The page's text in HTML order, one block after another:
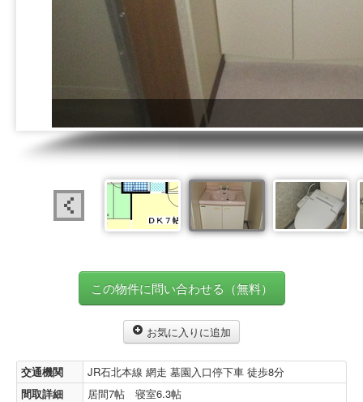
この物件に問い合わせる（無料）
お気に入りに追加
交通機関
JR石北本線 網走 墓園入口停下車 徒歩8分
間取詳細
居間7帖 寝室6.3帖